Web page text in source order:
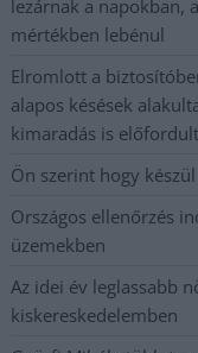
lezárnak a napokban,
mértékben lebénul
Elromlott a
alapos késések
kimaradás is előfordult
Ön szerint hogy
Országos ellenőrzés
üzemekben
Az idei év leglassabb
kiskereskedelemben